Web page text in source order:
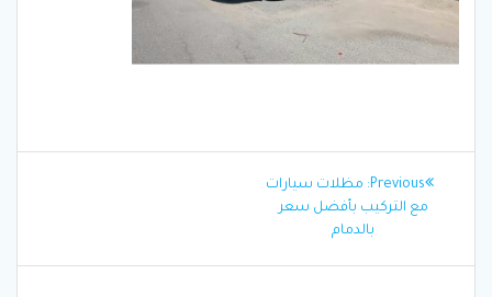
تصفّح
المقالات
Previous:
Previous
post:
مظلات سيارات
مع التركيب بأفضل سعر
بالدمام